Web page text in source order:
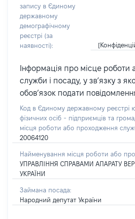
запису в Єдиному
державному
демографічному
реєстрі (за
наявності):
Інформація про місце
служби і посаду, у зв’язку з
обов’язок подати
Код в Єдиному державному реєстрі
фізичних осіб - підприємців та
місця роботи або проходження
20064120
Найменування місця роботи або
УПРАВЛІННЯ СПРАВАМИ АПАРАТУ
УКРАЇНИ
Займана посада:
Народний депутат України